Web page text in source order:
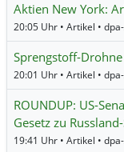
Aktien New York:
20:05 Uhr • Artikel •
Sprengstoff-
20:01 Uhr • Artikel •
ROUNDUP: US-
Gesetz zu
19:41 Uhr • Artikel •